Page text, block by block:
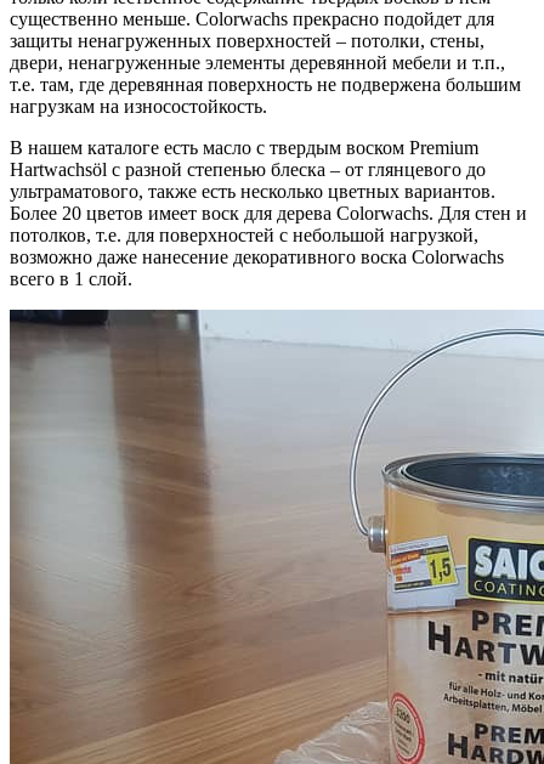
существенно меньше. Colorwachs прекрасно подойдет для
защиты ненагруженных поверхностей – потолки, стены,
двери, ненагруженные элементы деревянной мебели и т.п.,
т.е. там, где деревянная поверхность не подвержена большим
нагрузкам на износостойкость.
В нашем каталоге есть масло с твердым воском Premium
Hartwachsöl с разной степенью блеска – от глянцевого до
ультраматового, также есть несколько цветных вариантов.
Более 20 цветов имеет воск для дерева Colorwachs. Для стен и
потолков, т.е. для поверхностей с небольшой нагрузкой,
возможно даже нанесение декоративного воска Colorwachs
всего в 1 слой.